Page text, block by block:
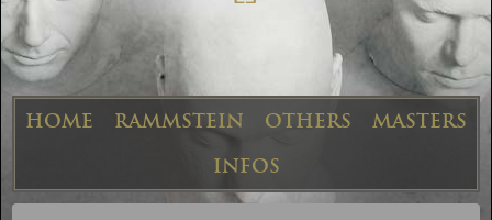
HOME RAMMSTEIN OTHERS
MASTERS
INFOS